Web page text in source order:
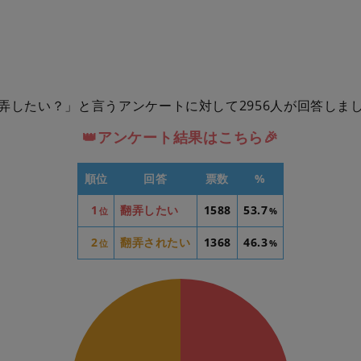
したい？」と言うアンケートに対して2956人が回答しま
👑アンケート結果はこちら🎉
順位 回答 票数 %
1 位 翻弄したい 1588 53.7%
2位 翻弄されたい 1368 46.3%